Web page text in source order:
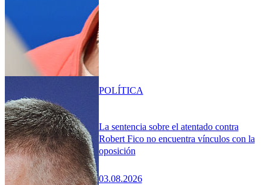
La sentencia sobre el atentado contra
Robert Fico no encuentra vínculos con la
oposición
03.08.2026
POLÍTICA